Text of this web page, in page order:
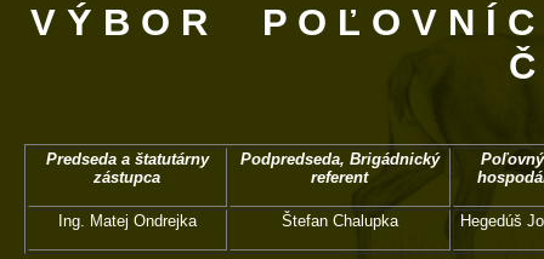
V Ý B O R P O Ľ O V N Í
Predseda a štatutárny
zástupca
Podpredseda, Brigádnický
referent
Poľovný
Ing. Matej Ondrejka Štefan Chalupka Hegedúš